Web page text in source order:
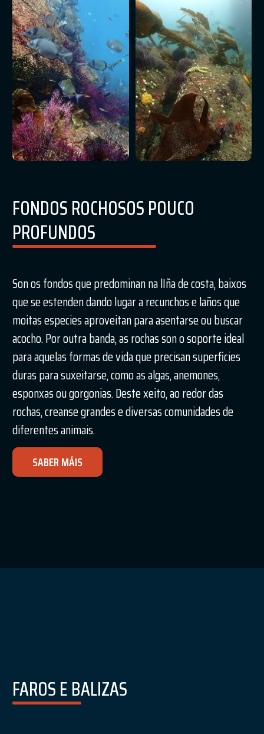
FONDOS ROCHOSOS POUCO
PROFUNDOS
Son os fondos que predominan na lIña de costa, baixos
que se estenden dando lugar a recunchos e laños que
moitas especies aproveitan para asentarse ou buscar
acocho. Por outra banda, as rochas son o soporte ideal
para aquelas formas de vida que precisan superficies
duras para suxeitarse, como as algas, anemones,
esponxas ou gorgonias. Deste xeito, ao redor das
rochas, creanse grandes e diversas comunidades de
diferentes animais.
SABER MÁIS
FAROS E BALIZAS